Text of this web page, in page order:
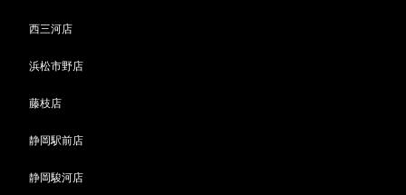
西三河店
浜松市野店
藤枝店
静岡駅前店
静岡駿河店